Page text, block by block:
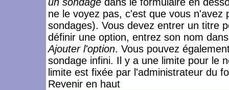
ne le voyez pas, c'est que vous
sondages). Vous devez entrer un titre
définir une option, entrez son nom
Ajouter l'option. Vous pouvez
sondage infini. Il y a une limite pour le
limite est fixée par l'administrateur du
Revenir en haut